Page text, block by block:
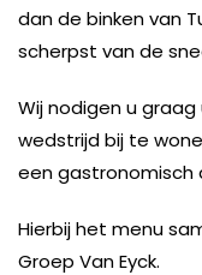
dan de binken van
scherpst van de
Wij nodigen u
wedstrijd bij te
een gastronomisch
Hierbij het menu
Groep Van Eyck.